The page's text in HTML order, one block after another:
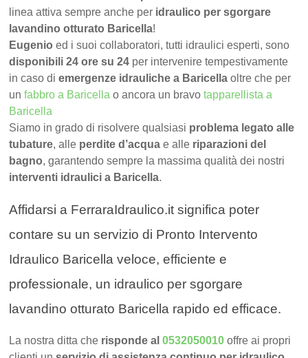
linea attiva sempre anche per idraulico per sgorgare
lavandino otturato Baricella!
Eugenio ed i suoi collaboratori, tutti idraulici esperti, sono
disponibili 24 ore su 24 per intervenire tempestivamente
in caso diemergenze idrauliche a Baricellaoltre che per
unfabbro a Baricella o ancora un bravotapparellista a
Baricella
Siamo in grado di risolvere qualsiasi problema legato alle
tubature, alle perdite d’acqua e alle riparazioni del
bagno, garantendo sempre la massima qualità dei nostri
interventi idraulici a Baricella.
Affidarsi a FerraraIdraulico.it significa poter
contare su un servizio di Pronto Intervento
Idraulico Baricella veloce, efficiente e
professionale, un idraulico per sgorgare
lavandino otturato Baricella rapido ed efficace.
La nostra ditta che risponde al0532050010 offre ai propri